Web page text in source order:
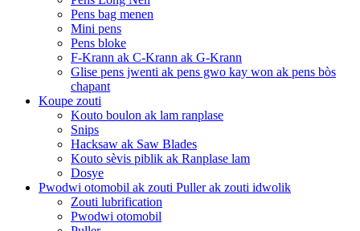
Pens bag menen
Mini pens
Pens bloke
F-Krann ak C-Krann ak G-Krann
Glise pens jwenti ak pens gwo kay won ak pens bòs
chapant
Koupe zouti
Kouto boulon ak lam ranplase
Snips
Hacksaw ak Saw Blades
Kouto sèvis piblik ak Ranplase lam
Dosye
Pwodwi otomobil ak zouti Puller ak zouti idwolik
Zouti lubrification
Pwodwi otomobil